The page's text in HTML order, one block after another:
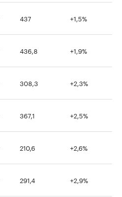
437 +1,5%
436,8 +1,9%
308,3 +2,3%
367,1 +2,5%
210,6 +2,6%
291,4 +2,9%